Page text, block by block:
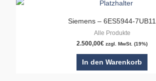
Siemens – 6ES5944-7UB11
Alle Produkte
2.500,00€ zzgl. MwSt. (19%)
In den Warenkorb